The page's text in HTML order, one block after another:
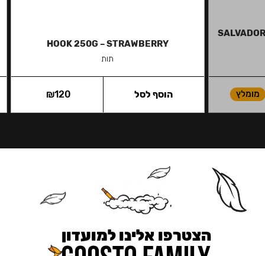
מומלץ
HOOK 250G – STRAWBERRY
תות
₪120 הוסף לסל
הצטרפו אלינו למועדון